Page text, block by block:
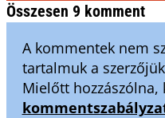
Összesen 9 komment
A kommentek nem
tartalmuk a
Mielőtt hozzászólna,